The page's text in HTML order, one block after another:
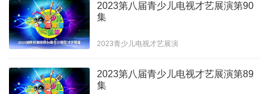
2023第八届青少儿电视才艺展演第90
集
2023青少儿电视才艺展演
2023第八届青少儿电视才艺展演第89
集